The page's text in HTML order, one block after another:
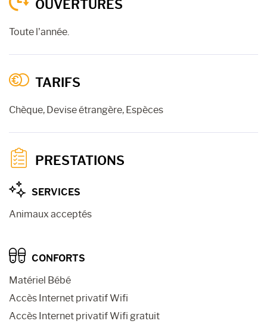
OUVERTURES
Toute l’année.
TARIFS
Chèque, Devise étrangère, Espèces
PRESTATIONS
SERVICES
Animaux acceptés
CONFORTS
Matériel Bébé
Accès Internet privatif Wifi
Accès Internet privatif Wifi gratuit